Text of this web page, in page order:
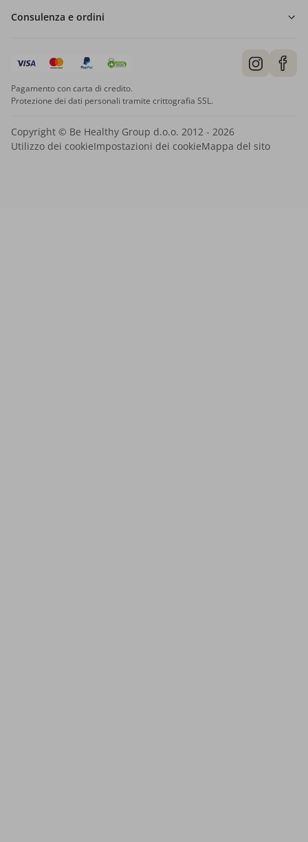
Consulenza e ordini
Pagamento con carta di credito.
Protezione dei dati personali tramite crittografia SSL.
Copyright © Be Healthy Group d.o.o. 2012 - 2026
Utilizzo dei cookieImpostazioni dei cookieMappa del sito